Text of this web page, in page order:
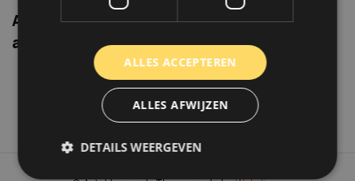
Altijd de nieuwste producten en
aanbiedingen weten?
Abonneer
ALLES ACCEPTEREN
ALLES AFWIJZEN
DETAILS WEERGEVEN